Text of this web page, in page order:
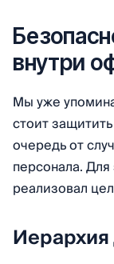
внутри
Мы уже
стоит
очередь от
персонала.
реализовал
Иерархия